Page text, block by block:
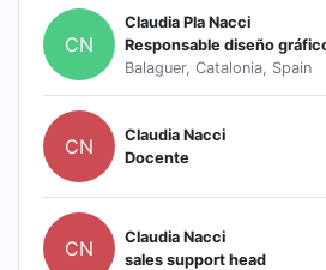
CN
Claudia Pla Nacci
Responsable diseño
Balaguer, Catalonia, Spain
CN
Claudia Nacci
Docente
CN
Claudia Nacci
sales support head